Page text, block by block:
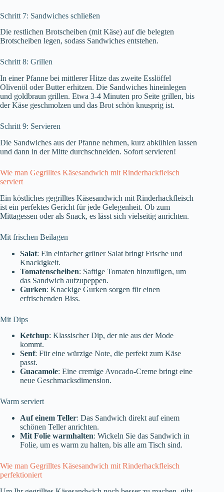
Schritt 7: Sandwiches schließen
Die restlichen Brotscheiben (mit Käse) auf die belegten
Brotscheiben legen, sodass Sandwiches entstehen.
Schritt 8: Grillen
In einer Pfanne bei mittlerer Hitze das zweite Esslöffel
Olivenöl oder Butter erhitzen. Die Sandwiches hineinlegen
und goldbraun grillen. Etwa 3-4 Minuten pro Seite grillen, bis
der Käse geschmolzen und das Brot schön knusprig ist.
Schritt 9: Servieren
Die Sandwiches aus der Pfanne nehmen, kurz abkühlen lassen
und dann in der Mitte durchschneiden. Sofort servieren!
Wie man Gegrilltes Käsesandwich mit Rinderhackfleisch
serviert
Ein köstliches gegrilltes Käsesandwich mit Rinderhackfleisch
ist ein perfektes Gericht für jede Gelegenheit. Ob zum
Mittagessen oder als Snack, es lässt sich vielseitig anrichten.
Mit frischen Beilagen
Salat: Ein einfacher grüner Salat bringt Frische und
Knackigkeit.
Tomatenscheiben: Saftige Tomaten hinzufügen, um
das Sandwich aufzupeppen.
Gurken: Knackige Gurken sorgen für einen
erfrischenden Biss.
Mit Dips
Ketchup: Klassischer Dip, der nie aus der Mode
kommt.
Senf: Für eine würzige Note, die perfekt zum Käse
passt.
Guacamole: Eine cremige Avocado-Creme bringt eine
neue Geschmacksdimension.
Warm serviert
Auf einem Teller: Das Sandwich direkt auf einem
schönen Teller anrichten.
Mit Folie warmhalten: Wickeln Sie das Sandwich in
Folie, um es warm zu halten, bis alle am Tisch sind.
Wie man Gegrilltes Käsesandwich mit Rinderhackfleisch
perfektioniert